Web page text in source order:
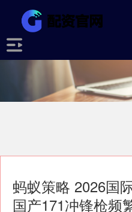
蚂蚁策略 2026国
国产171冲锋枪频